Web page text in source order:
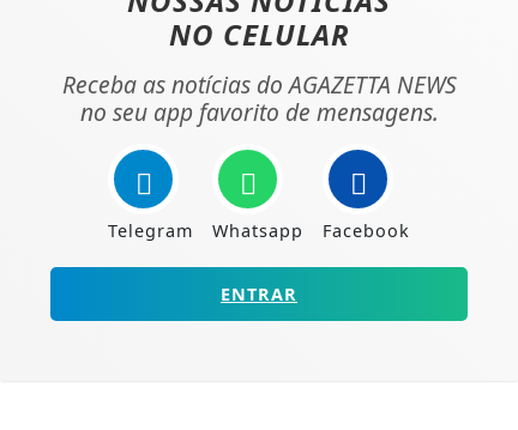
NO CELULAR
Receba as notícias do AGAZETTA NEWS
no seu app favorito de mensagens.
Telegram Whatsapp Facebook
ENTRAR